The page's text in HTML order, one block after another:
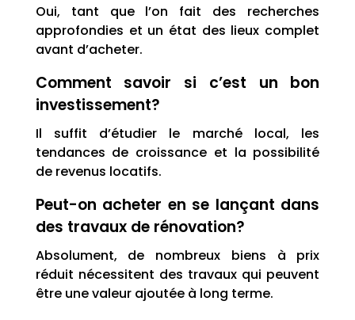
Oui, tant que l’on fait des recherches
approfondies et un état des lieux complet
avant d’acheter.
Comment savoir si c’est un bon
investissement?
Il suffit d’étudier le marché local, les
tendances de croissance et la possibilité
de revenus locatifs.
Peut-on acheter en se lançant dans
des travaux de rénovation?
Absolument, de nombreux biens à prix
réduit nécessitent des travaux qui peuvent
être une valeur ajoutée à long terme.